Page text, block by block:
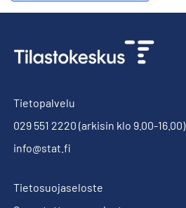
Tietopalvelu
029 551 2220 (arkisin klo 9.00-16.00)
info@stat.fi
Tietosuojaseloste